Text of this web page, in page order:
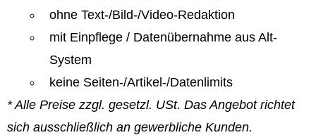
ohne Text-/Bild-/Video-Redaktion
mit Einpflege / Datenübernahme aus Alt-
System
keine Seiten-/Artikel-/Datenlimits
* Alle Preise zzgl. gesetzl. USt. Das Angebot richtet
sich ausschließlich an gewerbliche Kunden.